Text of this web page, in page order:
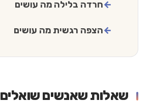
חרדה בלילה מה עושים
הצפה רגשית מה עושים
שאלות שאנשים שואלים